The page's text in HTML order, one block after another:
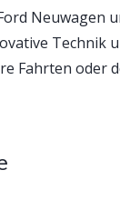
Technik
Fahrten